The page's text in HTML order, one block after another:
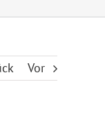
Vor